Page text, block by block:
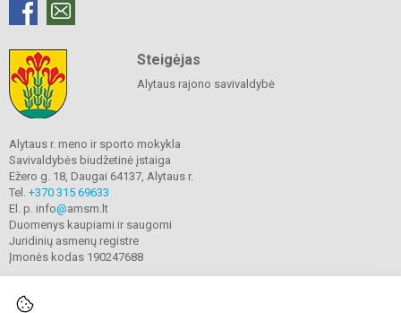
Steigėjas
Alytaus rajono savivaldybė
Alytaus r. meno ir sporto mokykla
Savivaldybės biudžetinė įstaiga
Ežero g. 18, Daugai 64137, Alytaus r.
Tel. +370 315 69633
El. p. info@amsm.lt
Duomenys kaupiami ir saugomi
Juridinių asmenų registre
Įmonės kodas 190247688